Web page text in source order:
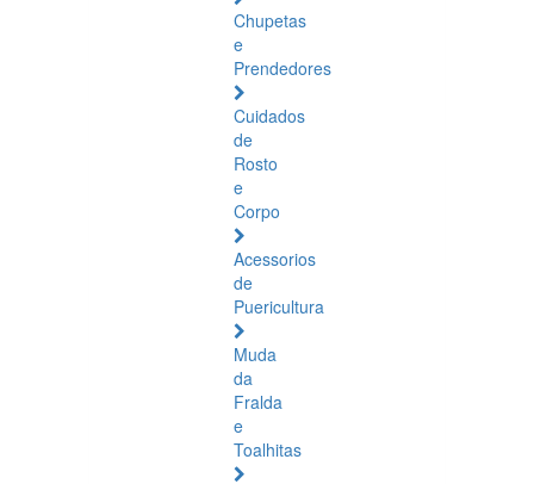
Chupetas
e
Prendedores
Cuidados
de
Rosto
e
Corpo
Acessorios
de
Puericultura
Muda
da
Fralda
e
Toalhitas